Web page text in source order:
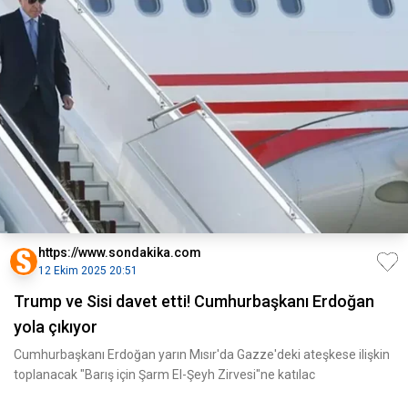
https://www.sondakika.com
12 Ekim 2025 20:51
Trump ve Sisi davet etti! Cumhurbaşkanı Erdoğan
yola çıkıyor
Cumhurbaşkanı Erdoğan yarın Mısır'da Gazze'deki ateşkese ilişkin
toplanacak "Barış için Şarm El-Şeyh Zirvesi"ne katılac